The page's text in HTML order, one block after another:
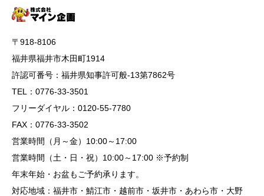
〒918-8106
福井県福井市木田町1914
許認可番号：福井県知事許可般-13第7862号
TEL：0776-33-3501
フリーダイヤル：0120-55-7780
FAX：0776-33-3502
営業時間（月～金）10:00～17:00
営業時間（土・日・祝）10:00～17:00 ※予約制
年末年始・お盆もご予約承ります。
対応地域：福井市・鯖江市・越前市・坂井市・あわら市・大野